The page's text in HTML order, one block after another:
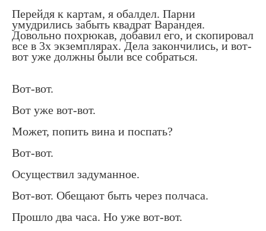
Перейдя к картам, я обалдел. Парни
умудрились забыть квадрат Варандея.
Довольно похрюкав, добавил его, и скопировал
все в 3х экземплярах. Дела закончились, и вот-
вот уже должны были все собраться.
Вот-вот.
Вот уже вот-вот.
Может, попить вина и поспать?
Вот-вот.
Осуществил задуманное.
Вот-вот. Обещают быть через полчаса.
Прошло два часа. Но уже вот-вот.